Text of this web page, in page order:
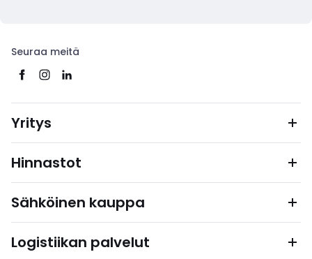
Seuraa meitä
Yritys
Hinnastot
Sähköinen kauppa
Logistiikan palvelut